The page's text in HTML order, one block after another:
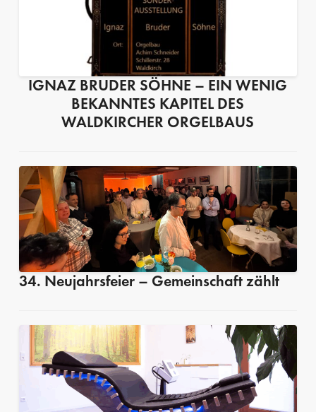
IGNAZ BRUDER SÖHNE – EIN WENIG
BEKANNTES KAPITEL DES
WALDKIRCHER ORGELBAUS
34. Neujahrsfeier – Gemeinschaft zählt